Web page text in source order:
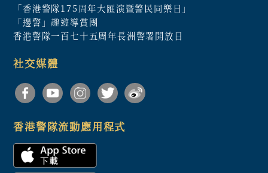
「香港警隊175周年大匯演暨警民同樂日」
「邊警」趣遊導賞團
香港警隊一百七十五周年長洲警署開放日
社交媒體
香港警隊流動應用程式